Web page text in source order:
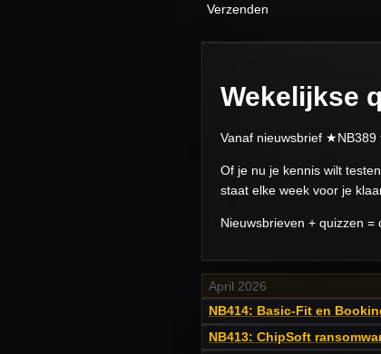
Verzenden
Wekelijkse
Vanaf nieuwsbrief ★NB389
Of je nu je kennis wilt
staat elke week voor je
Nieuwsbrieven + quizzen
April 2026
NB414: Basic-Fit en
NB413: ChipSoft